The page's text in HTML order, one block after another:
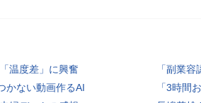
温度差」に興奮
「副業
かない動画作るAI
「3時間